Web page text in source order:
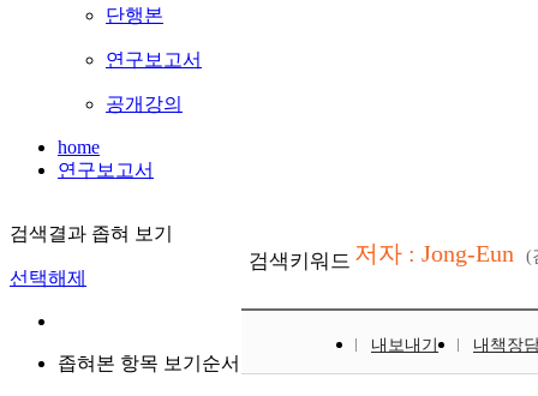
단행본
연구보고서
공개강의
home
연구보고서
검색결과 좁혀 보기
선택해제
좁혀본 항목 보기순서
검색키워드 저자 : Jong-Eun (
내보내기 내책장